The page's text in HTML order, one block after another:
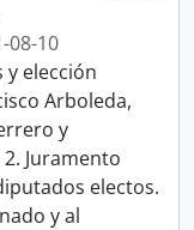
08-10
y elección
Arboleda,
y
Juramento
electos.
y al